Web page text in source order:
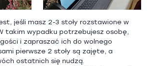
jeśli masz 2-3 stoły rozstawione w
takim wypadku potrzebujesz osobę,
i zapraszać ich do wolnego
pierwsze 2 stoły są zajęte, a
ostatnich się nudzą.